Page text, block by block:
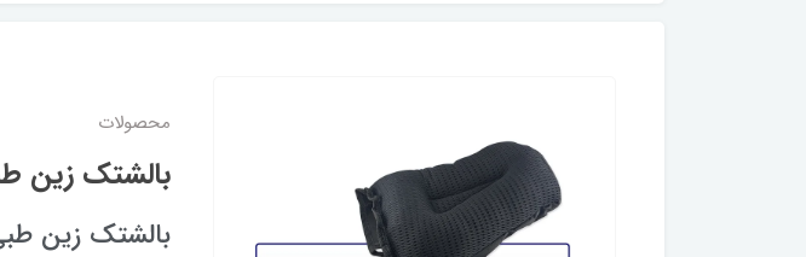
محصولات
بالشتک زین
بالشتک زین